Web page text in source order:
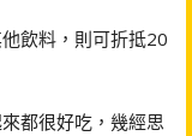
飲料，則可折抵20
都很好吃，幾經思